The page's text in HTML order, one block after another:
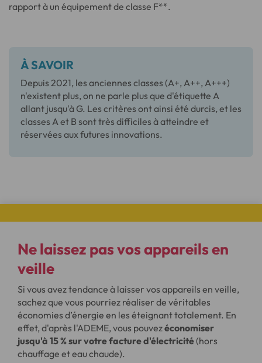
rapport à un équipement de classe F**.
À SAVOIR
Depuis 2021, les anciennes classes (A+, A++, A+++)
n'existent plus, on ne parle plus que d'étiquette A
allant jusqu'à G. Les critères ont ainsi été durcis, et les
classes A et B sont très difficiles à atteindre et
réservées aux futures innovations.
Ne laissez pas vos appareils en
veille
Si vous avez tendance à laisser vos appareils en veille,
sachez que vous pourriez réaliser de véritables
économies d’énergie en les éteignant totalement. En
effet, d'après l'ADEME, vous pouvezéconomiser
jusqu'à 15 % sur votre facture d'électricité(hors
chauffage et eau chaude).